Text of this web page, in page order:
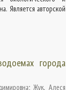
Является авторской
города
;Жук, Алеся